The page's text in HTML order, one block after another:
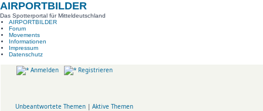
AIRPORTBILDER
Das Spotterportal für Mitteldeutschland
AIRPORTBILDER
Forum
Movements
Informationen
Impressum
Datenschutz
Anmelden Registrieren
Unbeantwortete Themen | Aktive Themen